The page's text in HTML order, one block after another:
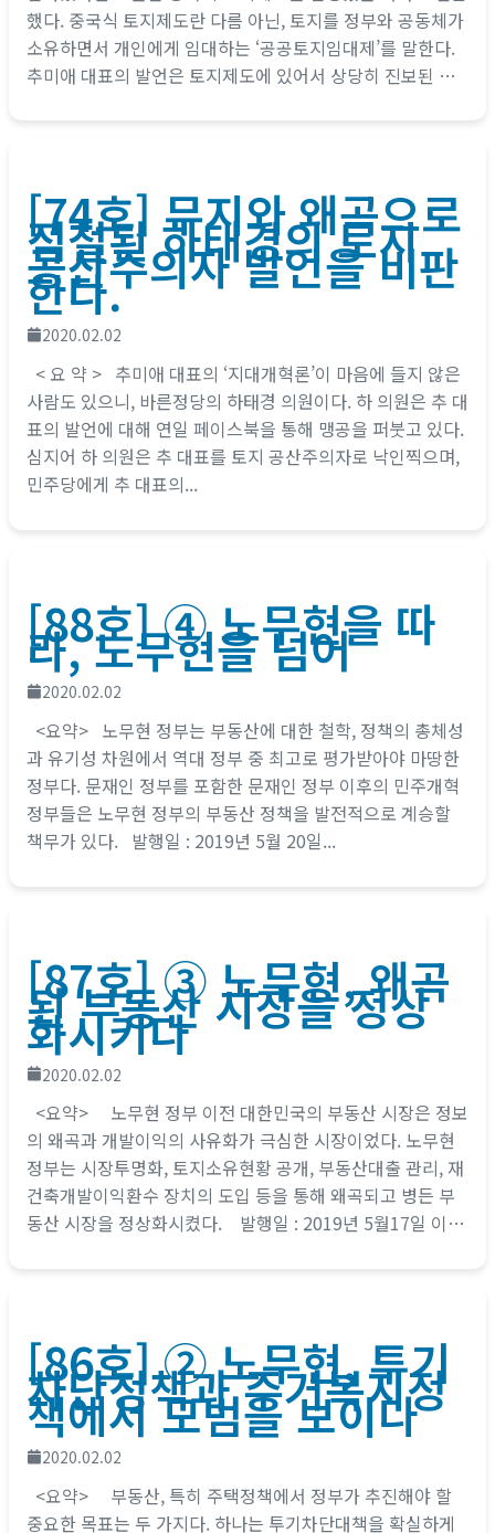
했다. 중국식 토지제도란 다름 아닌, 토지를 정부와 공동체가
소유하면서 개인에게 임대하는 ‘공공토지임대제’를 말한다.
추미애 대표의 발언은 토지제도에 있어서 상당히 진보된 변
[74호] 무지와 왜곡으로
점철된 하태경의 토지
공산주의자 발언을 비판
한다.
2020.02.02
< 요 약 > 추미애 대표의 ‘지대개혁론’이 마음에 들지 않은
사람도 있으니, 바른정당의 하태경 의원이다. 하 의원은 추 대
표의 발언에 대해 연일 페이스북을 통해 맹공을 퍼붓고 있다.
심지어 하 의원은 추 대표를 토지 공산주의자로 낙인찍으며,
민주당에게 추 대표의...
[88호] ④ 노무현을 따
라, 노무현을 넘어
2020.02.02
<요약> 노무현 정부는 부동산에 대한 철학, 정책의 총체성
과 유기성 차원에서 역대 정부 중 최고로 평가받아야 마땅한
정부다. 문재인 정부를 포함한 문재인 정부 이후의 민주개혁
정부들은 노무현 정부의 부동산 정책을 발전적으로 계승할
책무가 있다. 발행일 : 2019년 5월 20일...
[87호] ③ 노무현, 왜곡
된 부동산 시장을 정상
화시키다
2020.02.02
<요약> 노무현 정부 이전 대한민국의 부동산 시장은 정보
의 왜곡과 개발이익의 사유화가 극심한 시장이었다. 노무현
정부는 시장투명화, 토지소유현황 공개, 부동산대출 관리, 재
건축개발이익환수 장치의 도입 등을 통해 왜곡되고 병든 부
동산 시장을 정상화시켰다. 발행일 : 2019년 5월17일 이태
[86호] ② 노무현, 투기
차단정책과 주거복지정
책에서 모범을 보이다
2020.02.02
<요약> 부동산, 특히 주택정책에서 정부가 추진해야 할
중요한 목표는 두 가지다. 하나는 투기차단대책을 확실하게